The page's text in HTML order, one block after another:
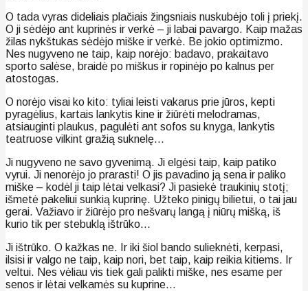
O tada vyras dideliais plačiais žingsniais nuskubėjo toli į priekį.
O ji sėdėjo ant kuprinės ir verkė – ji labai pavargo. Kaip mažas
žilas nykštukas sėdėjo miške ir verkė. Be jokio optimizmo.
Nes nugyveno ne taip, kaip norėjo: badavo, prakaitavo
sporto salėse, braidė po miškus ir ropinėjo po kalnus per
atostogas.
O norėjo visai ko kito: tyliai leisti vakarus prie jūros, kepti
pyragėlius, kartais lankytis kine ir žiūrėti melodramas,
atsiauginti plaukus, pagulėti ant sofos su knyga, lankytis
teatruose vilkint gražią suknelę…
Ji nugyveno ne savo gyvenimą. Ji elgėsi taip, kaip patiko
vyrui. Ji nenorėjo jo prarasti! O jis pavadino ją sena ir paliko
miške – kodėl ji taip lėtai velkasi? Ji pasiekė traukinių stotį;
išmetė pakeliui sunkią kuprinę. Užteko pinigų bilietui, o tai jau
gerai. Važiavo ir žiūrėjo pro nešvarų langą į niūrų mišką, iš
kurio tik per stebuklą ištrūko…
Ji ištrūko. O kažkas ne. Ir iki šiol bando sulieknėti, kerpasi,
ilsisi ir valgo ne taip, kaip nori, bet taip, kaip reikia kitiems. Ir
veltui. Nes vėliau vis tiek gali palikti miške, nes esame per
senos ir lėtai velkamės su kuprine…